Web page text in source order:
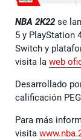
NBA 2K22 se
5 y PlayStation
Switch y
visita la web
Desarrollado
calificación
Para más
visita